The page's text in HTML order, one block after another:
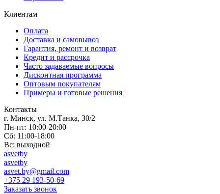
Клиентам
Оплата
Доставка и самовывоз
Гарантия, ремонт и возврат
Кредит и рассрочка
Часто задаваемые вопросы
Дисконтная программа
Оптовым покупателям
Примеры и готовые решения
Контакты
г. Минск, ул. М.Танка, 30/2
Пн-пт: 10:00-20:00
Сб: 11:00-18:00
Вс: выходной
asvetby
asvetby
asvet.by@gmail.com
+375 29 193-50-69
Заказать звонок